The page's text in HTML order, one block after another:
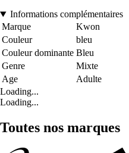
Informations complémentaires
Marque
Kwon
Couleur
bleu
Couleur dominante Bleu
Genre
Mixte
Age
Adulte
Loading...
Loading...
Toutes nos marques